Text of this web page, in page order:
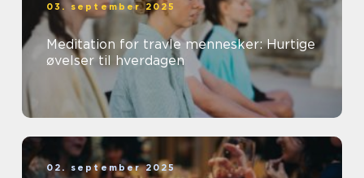
03. september 2025
Meditation for travle mennesker: Hurtige
øvelser til hverdagen
02. september 2025